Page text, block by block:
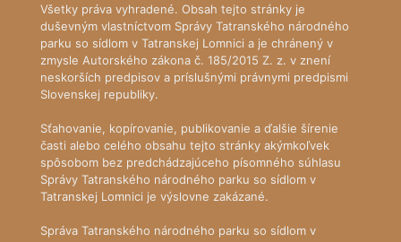
Všetky práva vyhradené. Obsah tejto stránky je
duševným vlastníctvom Správy Tatranského národného
parku so sídlom v Tatranskej Lomnici a je chránený v
zmysle Autorského zákona č. 185/2015 Z. z. v znení
neskorších predpisov a príslušnými právnymi predpismi
Slovenskej republiky.
Sťahovanie, kopírovanie, publikovanie a ďalšie šírenie
časti alebo celého obsahu tejto stránky akýmkoľvek
spôsobom bez predchádzajúceho písomného súhlasu
Správy Tatranského národného parku so sídlom v
Tatranskej Lomnici je výslovne zakázané.
Správa Tatranského národného parku so sídlom v